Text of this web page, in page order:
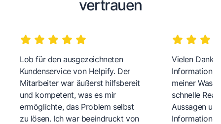
vertrauen
Lob für den ausgezeichneten
Kundenservice von Helpify. Der
Mitarbeiter war äußerst hilfsbereit
und kompetent, was es mir
ermöglichte, das Problem selbst
zu lösen. Ich war beeindruckt von
Vielen Dank
meiner
schnelle
Aussagen